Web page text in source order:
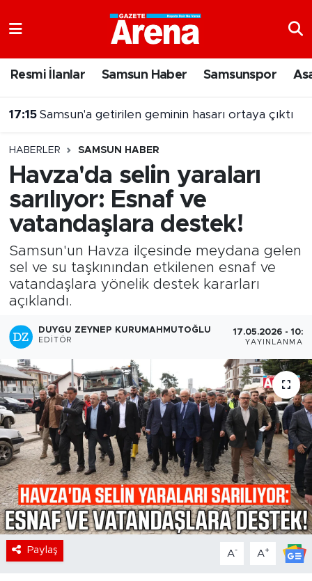
Resmi İlanlar Samsun Haber Samsunspor
17:15 Samsun'a getirilen geminin hasarı ortaya çıktı
HABERLER SAMSUN HABER
Havza'da selin yaraları
sarılıyor: Esnaf ve
vatandaşlara destek!
Samsun'un Havza ilçesinde meydana gelen
sel ve su taşkınından etkilenen esnaf ve
vatandaşlara yönelik destek kararları
açıklandı.
DUYGU ZEYNEP KURUMAHMUTOĞLU
EDITÖR
17.05.2026 -
YAYINLANMA
Paylaş A- A+
Samsun Namaz Vakitleri
Süper Lig Puan Durumu ve Fikstür
Tüm Manşetler
Son Dakika Haberleri
Haber Arşivi